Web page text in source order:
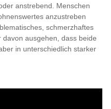
anstrebend. Menschen
anzustreben
schmerzhaftes
ausgehen, dass beide
in unterschiedlich starker